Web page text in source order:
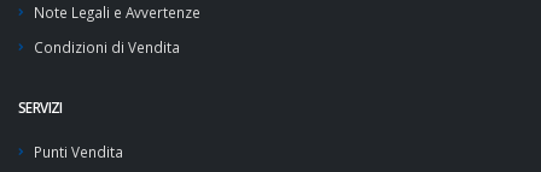
Note Legali e Avvertenze
Condizioni di Vendita
SERVIZI
Punti Vendita